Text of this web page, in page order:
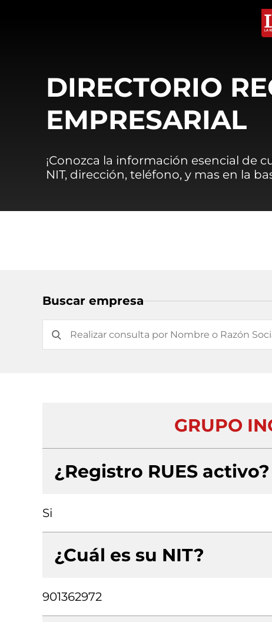
DIRECTORIO
EMPRESARIAL
¡Conozca la información esencial de
NIT, dirección, teléfono, y mas en la
Buscar empresa
GRUPO
¿Registro RUES activo?
Si
¿Cuál es su NIT?
901362972